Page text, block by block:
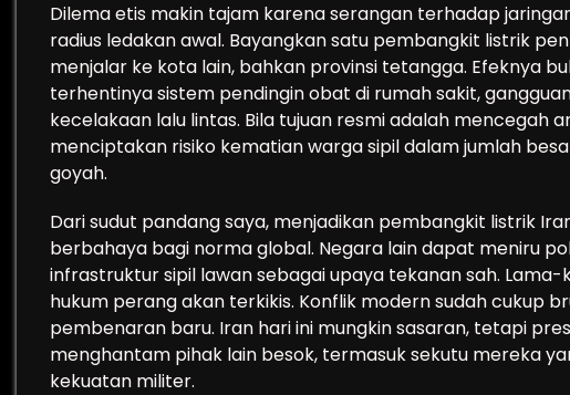
Dilema etis makin tajam karena serangan terhadap
radius ledakan awal. Bayangkan satu pembangkit listrik
menjalar ke kota lain, bahkan provinsi tetangga. Efeknya
terhentinya sistem pendingin obat di rumah sakit,
kecelakaan lalu lintas. Bila tujuan resmi adalah mencegah
menciptakan risiko kematian warga sipil dalam jumlah
goyah.
Dari sudut pandang saya, menjadikan pembangkit listrik
berbahaya bagi norma global. Negara lain dapat meniru
infrastruktur sipil lawan sebagai upaya tekanan sah.
hukum perang akan terkikis. Konflik modern sudah cukup
pembenaran baru. Iran hari ini mungkin sasaran, tetapi
menghantam pihak lain besok, termasuk sekutu mereka
kekuatan militer.